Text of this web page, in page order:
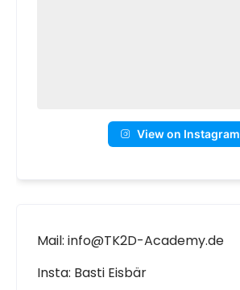
View on Instagram
Mail: info@TK2D-Academy.de
Insta: Basti Eisbär